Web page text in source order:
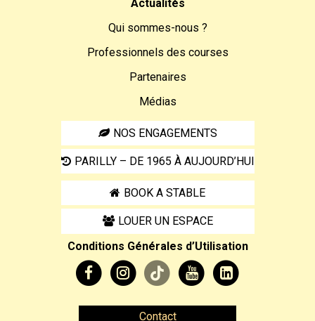
Actualités
Qui sommes-nous ?
Professionnels des courses
Partenaires
Médias
NOS ENGAGEMENTS
PARILLY – DE 1965 À AUJOURD’HUI
BOOK A STABLE
LOUER UN ESPACE
Conditions Générales d’Utilisation
Contact